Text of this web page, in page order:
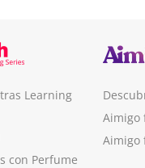
Learning
con Perfume
Aimigo
Aimigo